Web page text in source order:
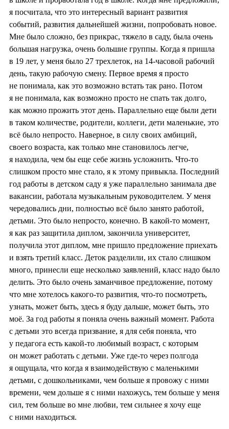
я посчитала, что это интересный вариант развития
событий, развития дальнейшей жизни, попробовать новое.
Мне было сложно, без прикрас, тяжело в саду, была очень
большая нагрузка, очень большие группы. Когда я пришла
в 19 лет, у меня было 27 трехлеток, на 14-часовой рабочий
день, такую рабочую смену. Первое время я просто
не понимала, как это возможно встать так рано. Потом
я не понимала, как возможно просто не спать так долго,
как можно прожить этот день. Параллельно еще были дети
в таком количестве, родители, коллеги, дети маленькие, это
всё было непросто. Наверное, в силу своих амбиций,
своего возраста, как только мне становилось легче,
я находила, чем бы еще себе жизнь усложнить. Что-то
слишком просто мне стало, я к этому привыкла. Последний
год работы в детском саду я уже параллельно занимала две
вакансии, работала музыкальным руководителем. У меня
чередовались дни, полностью всё было занято работой,
детьми. Это было непросто, конечно. В какой-то момент,
я как раз защитила диплом, закончила университет,
получила этот диплом, мне пришло предложение приехать
и взять третий класс. Деток разделили, их стало слишком
много, принесли еще несколько заявлений, класс надо было
делить. Это было очень заманчивое предложение, потому
что мне хотелось какого-то развития, что-то посмотреть,
узнать, может быть, здесь я буду дальше, может быть, это
моё. За год работы я поняла очень важный момент. Работа
с детьми это всегда призвание, я для себя поняла, что
у педагога есть какой-то любимый возраст, с которым
он может работать с детьми. Уже где-то через полгода
я ощущала, что когда я взаимодействую с маленькими
детьми, с дошкольниками, чем больше я провожу с ними
времени, чем дольше я с ними нахожусь, тем больше у меня
сил, тем больше во мне любви, тем сильнее я хочу еще
с ними находиться.